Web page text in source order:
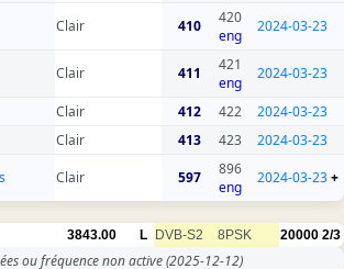
Clair 410
420
eng
2024-03-23
Clair 411
421
eng
2024-03-23
Clair 412 422
2024-03-23
Clair 413 423
2024-03-23
Clair 597
896
eng
2024-03-23+
3843.00 L DVB-S2 8PSK 20000 2/3
ou fréquence non active(2025-12-12)